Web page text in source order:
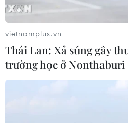
07/08/2026 07:09
Cựu Đại sứ Australia: Tầm
tác mới cho quan hệ Việt Nam-
Australia
vietnamplus.vn
Thái Lan: Xả súng gây
trường học ở Nonthaburi